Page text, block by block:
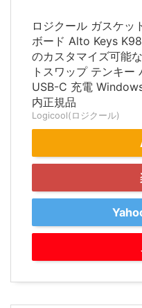
ロジクール ガスケッ
ボード Alto Keys
のカスタマイズ可能
トスワップ テンキ
USB-C 充電
内正規品
Logicool(ロジクール)